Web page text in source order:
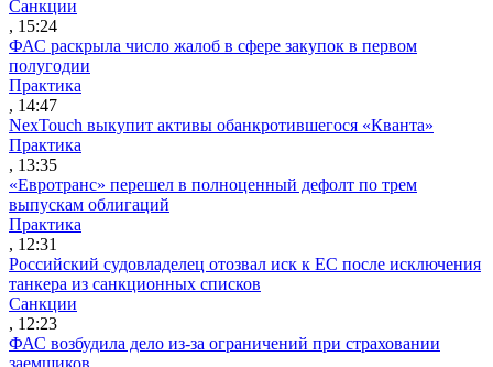
Санкции
, 15:24
ФАС раскрыла число жалоб в сфере закупок в первом
полугодии
Практика
, 14:47
NexTouch выкупит активы обанкротившегося «Кванта»
Практика
, 13:35
«Евротранс» перешел в полноценный дефолт по трем
выпускам облигаций
Практика
, 12:31
Российский судовладелец отозвал иск к ЕС после исключения
танкера из санкционных списков
Санкции
, 12:23
ФАС возбудила дело из-за ограничений при страховании
заемщиков